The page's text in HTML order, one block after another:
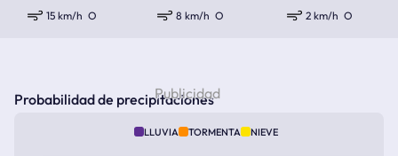
15 km/h O 8 km/h O 2 km/h O
Probabilidad de precipitaciones
LLUVIA TORMENTA NIEVE